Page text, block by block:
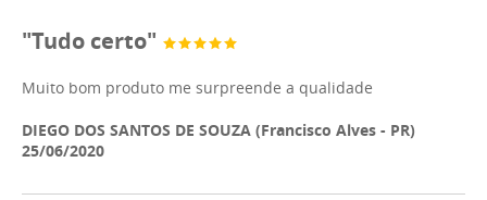
"Tudo certo"
Muito bom produto me surpreende a qualidade
DIEGO DOS SANTOS DE SOUZA (Francisco Alves - PR)
25/06/2020